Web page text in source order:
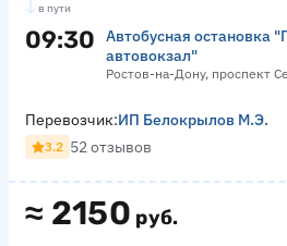
в пути
09:30
Автобусная остановка
автовокзал"
Ростов-на-Дону, проспект
≈ 2150 руб.
Перевозчик:ИП Белокрылов М.Э.
3.2 52 отзывов